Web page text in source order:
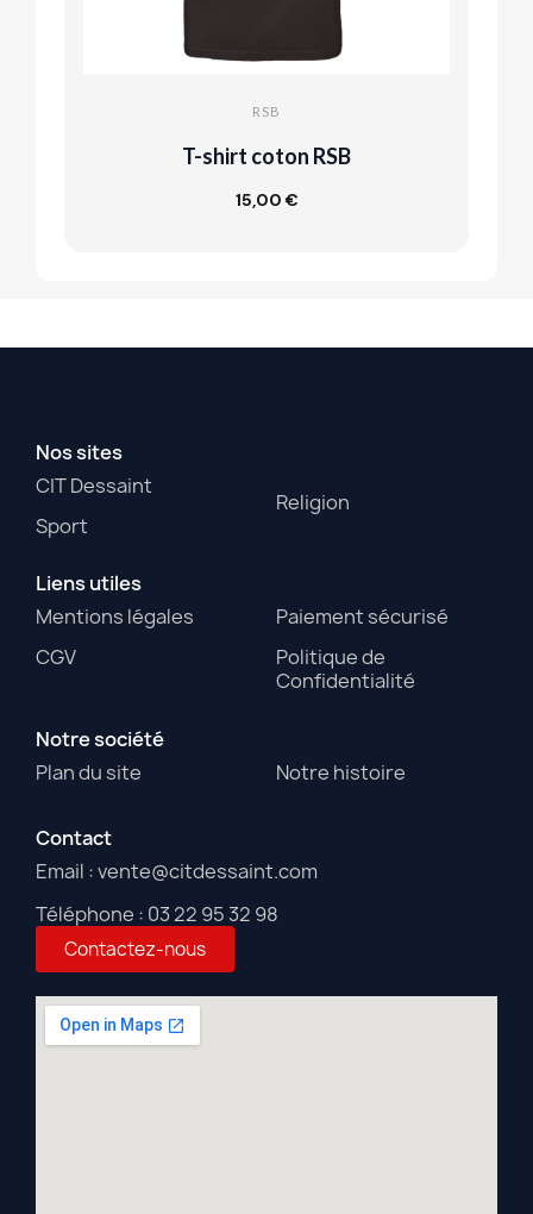
RSB
T-shirt coton RSB
15,00 €
Customize
Nos sites
CIT Dessaint
Sport
Religion
Liens utiles
Mentions légales
CGV
Paiement sécurisé
Politique de
Confidentialité
Notre société
Plan du site
Notre histoire
Contact
Email : vente@citdessaint.com
Téléphone : 03 22 95 32 98
Contactez-nous